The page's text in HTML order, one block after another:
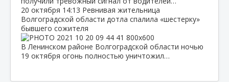
20 октября 14:13 Ревнивая жительница
Волгоградской области дотла спалила «шестерку»
бывшего сожителя
В Ленинском районе Волгоградской области ночью
19 октября огонь полностью уничтожил…